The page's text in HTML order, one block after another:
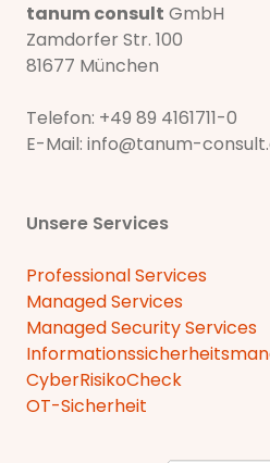
tanum consult GmbH
Zamdorfer Str. 100
81677 München
Telefon: +49 89 4161711-0
E-Mail: info@tanum-
Unsere Services
Professional Services
Managed Services
Managed Security Services
CyberRisikoCheck
OT-Sicherheit